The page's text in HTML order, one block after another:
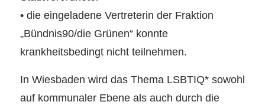
• die eingeladene Vertreterin der Fraktion
„Bündnis90/die Grünen“ konnte
krankheitsbedingt nicht teilnehmen.
In Wiesbaden wird das Thema LSBTIQ* sowohl
auf kommunaler Ebene als auch durch die